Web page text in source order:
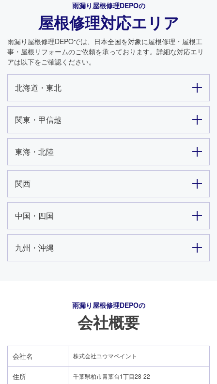
雨漏り屋根修理DEPOの
屋根修理対応エリア
雨漏り屋根修理DEPOでは、日本全国を対象に屋根修理・屋根工
事・屋根リフォームのご依頼を承っております。詳細な対応エリ
アは以下をご確認ください。
北海道・東北
関東・甲信越
東海・北陸
関西
中国・四国
九州・沖縄
雨漏り屋根修理DEPOの
会社概要
会社名 株式会社ユウマペイント
住所 千葉県柏市青葉台1丁目28-22